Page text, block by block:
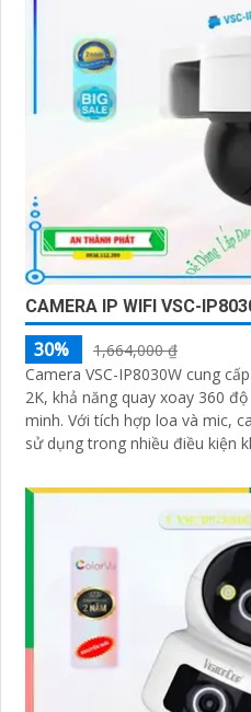
CAMERA IP WIFI VSC-
30%
1,664,000 ₫
Camera VSC-IP8030W cung
2K, khả năng quay xoay 360
minh. Với tích hợp loa và mic, camera này dễ dàng lắp đặt và
sử dụng trong nhiều điều kiện